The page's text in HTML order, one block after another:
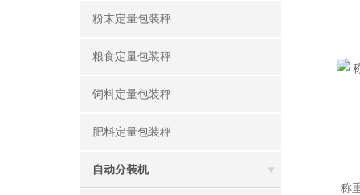
粉末定量包装秤
粮食定量包装秤
饲料定量包装秤
肥料定量包装秤
自动分装机
称